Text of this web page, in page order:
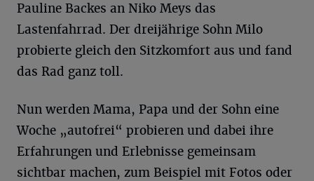
Pauline Backes an Niko Meys das
Lastenfahrrad. Der dreijährige Sohn Milo
probierte gleich den Sitzkomfort aus und fand
das Rad ganz toll.
Nun werden Mama, Papa und der Sohn eine
Woche „autofrei“ probieren und dabei ihre
Erfahrungen und Erlebnisse gemeinsam
sichtbar machen, zum Beispiel mit Fotos oder